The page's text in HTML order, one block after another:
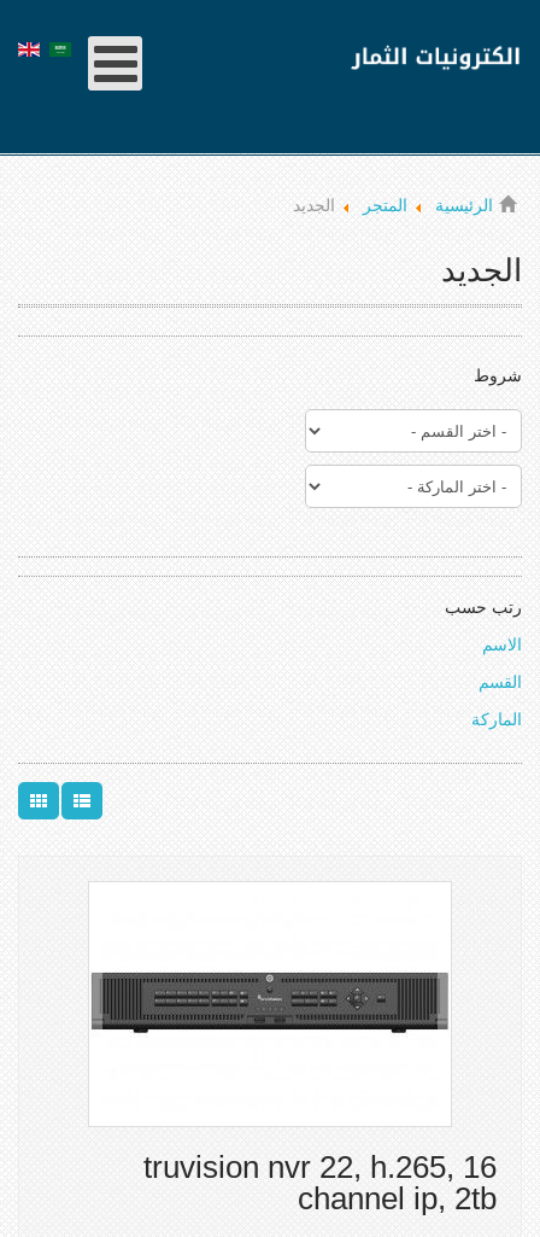
الرئيسية المتجر الجديد
الجديد
شروط
رتب حسب
الاسم
القسم
الماركة
truvision nvr 22, h.265, 16
channel ip, 2tb